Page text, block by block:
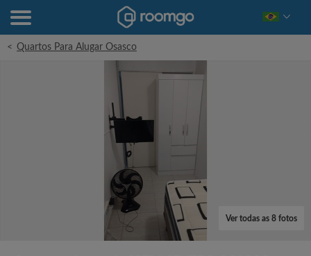
< Quartos Para Alugar Osasco
Ver todas as 8 fotos